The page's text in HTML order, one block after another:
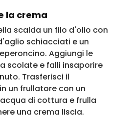
la crema
scalda un filo d'olio con
schiacciati e un
Aggiungi le
scolate e falli insaporire
Trasferisci il
un frullatore con un
di cottura e frulla
una crema liscia.